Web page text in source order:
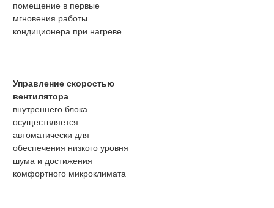
помещение в первые
мгновения работы
кондиционера при нагреве
Управление скоростью
вентилятора
внутреннего блока
осуществляется
автоматически для
обеспечения низкого уровня
шума и достижения
комфортного микроклимата